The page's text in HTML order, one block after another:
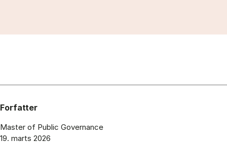
Forfatter
Master of Public Governance
19. marts 2026